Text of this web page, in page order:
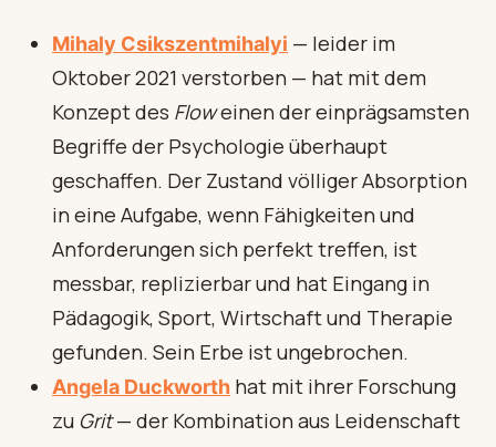
Mihaly Csikszentmihalyi — leider im
Oktober 2021 verstorben — hat mit dem
Konzept des Floweinen der einprägsamsten
Begriffe der Psychologie überhaupt
geschaffen. Der Zustand völliger Absorption
in eine Aufgabe, wenn Fähigkeiten und
Anforderungen sich perfekt treffen, ist
messbar, replizierbar und hat Eingang in
Pädagogik, Sport, Wirtschaft und Therapie
gefunden. Sein Erbe ist ungebrochen.
Angela Duckworth hat mit ihrer Forschung
zu Grit— der Kombination aus Leidenschaft